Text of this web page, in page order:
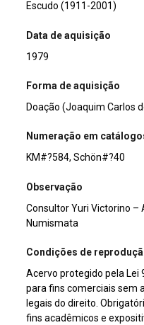
Escudo (1911-2001)
Data de aquisição
1979
Forma de aquisição
Doação (Joaquim Carlos
Numeração em
KM#?584, Schön#?40
Observação
Consultor Yuri Victorino –
Numismata
Condições de
Acervo protegido pela Lei
para fins comerciais sem
legais do direito.
fins acadêmicos e